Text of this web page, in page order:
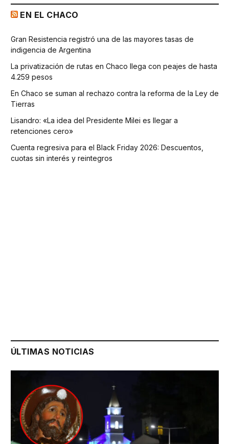
EN EL CHACO
Gran Resistencia registró una de las mayores tasas de
indigencia de Argentina
La privatización de rutas en Chaco llega con peajes de hasta
4.259 pesos
En Chaco se suman al rechazo contra la reforma de la Ley de
Tierras
Lisandro: «La idea del Presidente Milei es llegar a
retenciones cero»
Cuenta regresiva para el Black Friday 2026: Descuentos,
cuotas sin interés y reintegros
ÚLTIMAS NOTICIAS